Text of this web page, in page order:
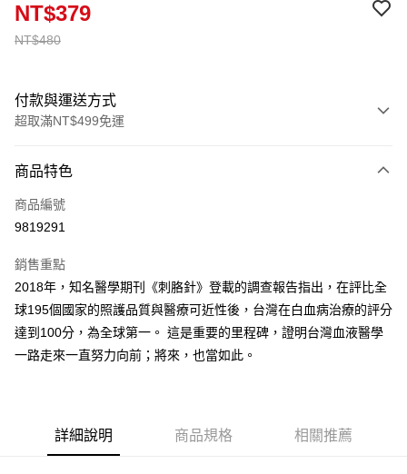
NT$480
NT$379
付款與運送方式
超取滿NT$499免運
信用卡一次付款
超商取貨付款
Apple Pay
街口支付
悠遊付
運送方式
全家取貨付款
商品特色
商品編號
9819291
銷售重點
2018年，知名醫學期刊《刺胳針》登載的調查報告指出，在評比全
球195個國家的照護品質與醫療可近性後，台灣在白血病治療的評分
達到100分，為全球第一。 這是重要的里程碑，證明台灣血液醫學
一路走來一直努力向前；將來，也當如此。
詳細說明 商品規格 相關推薦